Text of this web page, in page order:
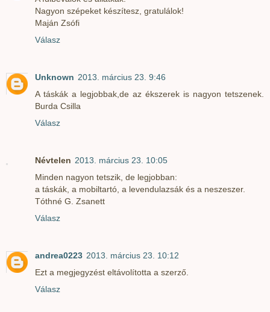
Nagyon szépeket készítesz, gratulálok!
Maján Zsófi
Válasz
Unknown 2013. március 23. 9:46
A táskák a legjobbak,de az ékszerek is nagyon tetszenek.
Burda Csilla
Válasz
Névtelen 2013. március 23. 10:05
Minden nagyon tetszik, de legjobban:
a táskák, a mobiltartó, a levendulazsák és a neszeszer.
Tóthné G. Zsanett
Válasz
andrea0223 2013. március 23. 10:12
Ezt a megjegyzést eltávolította a szerző.
Válasz